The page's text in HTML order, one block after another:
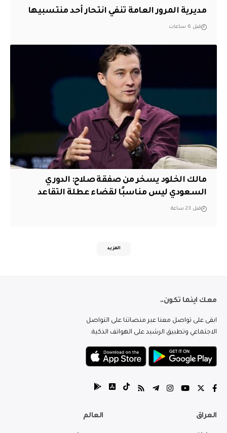
مديرية المرور العامة تنفي انتحار أحد منتسبيها
قبل 6 ساعات
مالك الخلود يسخر من صفقة صلاح: الدوري
السعودي ليس مناسبًا لقضاء عطلة التقاعد
قبل 23 ساعة
المزيد
معك اينما تكون..
ابقى على تواصل معنا عبر منصاتنا على التواصل
الاجتماعي وتطبيق الرشيد على الهواتف الذكية.
العراق العالم